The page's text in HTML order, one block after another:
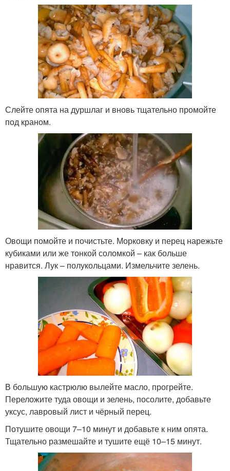
Слейте опята на дуршлаг и вновь тщательно промойте
под краном.
Овощи помойте и почистьте. Морковку и перец нарежьте
кубиками или же тонкой соломкой – как больше
нравится. Лук – полукольцами. Измельчите зелень.
В большую кастрюлю вылейте масло, прогрейте.
Переложите туда овощи и зелень, посолите, добавьте
уксус, лавровый лист и чёрный перец.
Потушите овощи 7–10 минут и добавьте к ним опята.
Тщательно размешайте и тушите ещё 10–15 минут.